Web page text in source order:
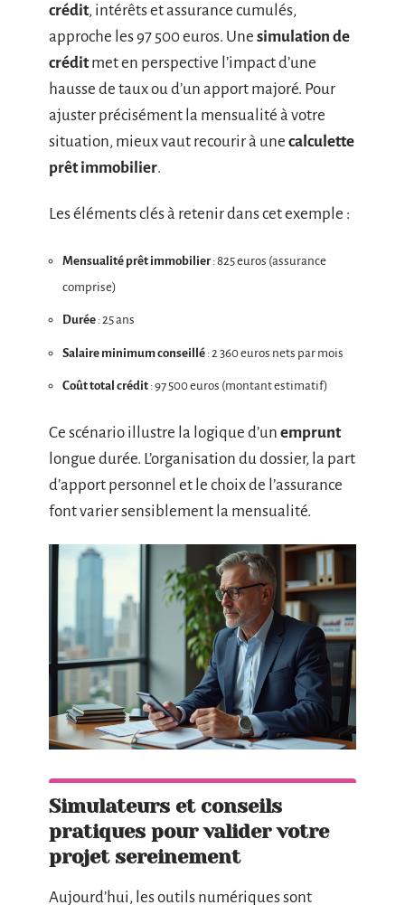
crédit, intérêts et assurance cumulés,
approche les 97 500 euros. Une simulation de
créditmet en perspective l’impact d’une
hausse de taux ou d’un apport majoré. Pour
ajuster précisément la mensualité à votre
situation, mieux vaut recourir à une calculette
prêt immobilier.
Les éléments clés à retenir dans cet exemple :
Mensualité prêt immobilier: 825 euros (assurance
comprise)
Durée : 25 ans
Salaire minimum conseillé : 2 360 euros nets par mois
Coût total crédit : 97 500 euros (montant estimatif)
Ce scénario illustre la logique d’un emprunt
longue durée. L’organisation du dossier, la part
d’apport personnel et le choix de l’assurance
font varier sensiblement la mensualité.
Simulateurs et conseils
pratiques pour valider votre
projet sereinement
Aujourd’hui, les outils numériques sont